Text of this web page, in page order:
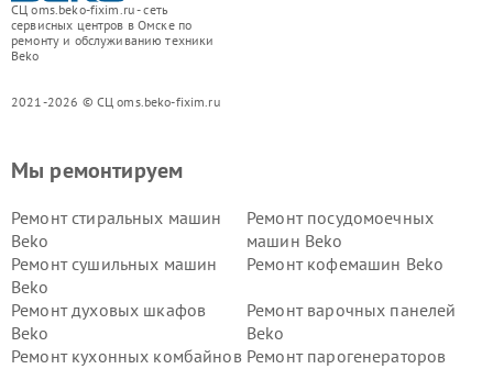
СЦ oms.beko-fixim.ru - сеть
сервисных центров в Омске по
ремонту и обслуживанию техники
Beko
2021-2026 © СЦ oms.beko-fixim.ru
Мы ремонтируем
Ремонт стиральных машин
Beko
Ремонт посудомоечных
машин Beko
Ремонт сушильных машин
Beko
Ремонт кофемашин Beko
Ремонт духовых шкафов
Beko
Ремонт варочных панелей
Beko
Ремонт кухонных комбайнов Ремонт парогенераторов